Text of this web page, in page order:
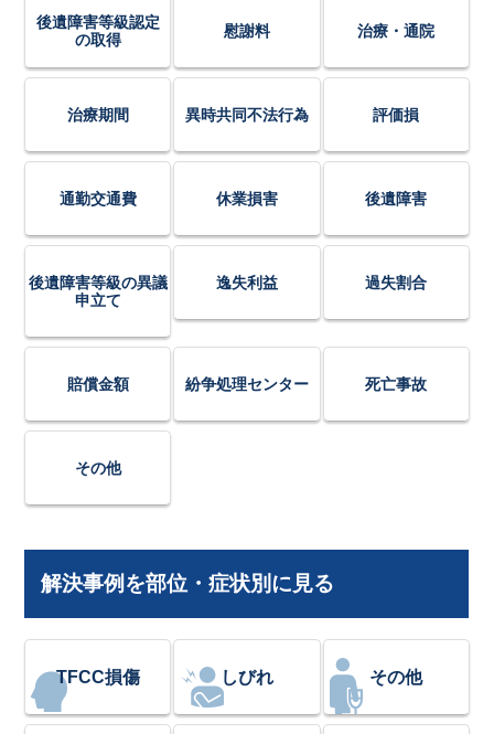
後遺障害等級認定
の取得
慰謝料 治療・通院
治療期間 異時共同不法行為 評価損
通勤交通費 休業損害 後遺障害
後遺障害等級の異議
申立て
逸失利益 過失割合
賠償金額 紛争処理センター 死亡事故
その他
解決事例を部位・症状別に見る
TFCC損傷 しびれ その他